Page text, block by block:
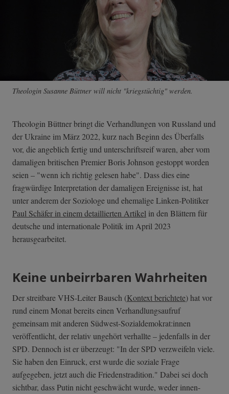
Theologin Susanne Büttner will nicht "kriegstüchtig" werden.
Theologin Büttner bringt die Verhandlungen von Russland und
der Ukraine im März 2022, kurz nach Beginn des Überfalls
vor, die angeblich fertig und unterschriftsreif waren, aber vom
damaligen britischen Premier Boris Johnson gestoppt worden
seien – "wenn ich richtig gelesen habe". Dass dies eine
fragwürdige Interpretation der damaligen Ereignisse ist, hat
unter anderem der Soziologe und ehemalige Linken-Politiker
Paul Schäfer in einem detaillierten Artikel in den Blättern für
deutsche und internationale Politik im April 2023
herausgearbeitet.
Keine unbeirrbaren Wahrheiten
Der streitbare VHS-Leiter Bausch (Kontext berichtete) hat vor
rund einem Monat bereits einen Verhandlungsaufruf
gemeinsam mit anderen Südwest-Sozialdemokrat:innen
veröffentlicht, der relativ ungehört verhallte – jedenfalls in der
SPD. Dennoch ist er überzeugt: "In der SPD verzweifeln viele.
Sie haben den Einruck, erst wurde die soziale Frage
aufgegeben, jetzt auch die Friedenstradition." Dabei sei doch
sichtbar, dass Putin nicht geschwächt wurde, weder innen-